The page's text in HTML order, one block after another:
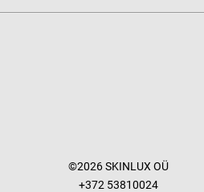
©2026 SKINLUX OÜ
+372 53810024